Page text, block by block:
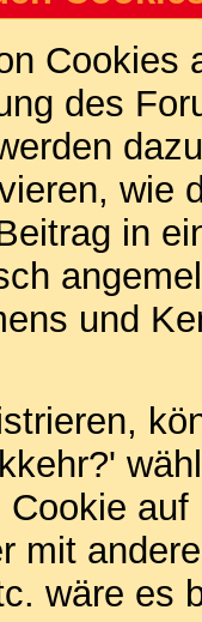
des
wie
in
und
mit
wäre es